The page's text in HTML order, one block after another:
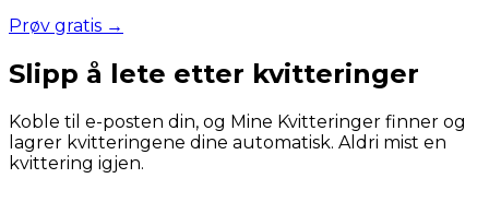
Prøv gratis →
Slipp å lete etter kvitteringer
Koble til e-posten din, og Mine Kvitteringer finner og
lagrer kvitteringene dine automatisk. Aldri mist en
kvittering igjen.